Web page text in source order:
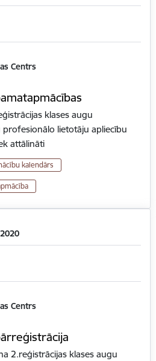
Centrs
klases augu
profesionālo lietotāju apliecību
attālināti
kalendārs
Centrs
2.reģistrācijas klases augu